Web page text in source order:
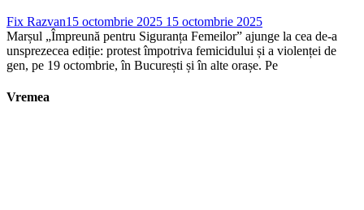
Fix Razvan15 octombrie 2025 15 octombrie 2025
Marșul „Împreună pentru Siguranța Femeilor” ajunge la cea de-a
unsprezecea ediție: protest împotriva femicidului și a violenței de
gen, pe 19 octombrie, în București și în alte orașe. Pe
Vremea